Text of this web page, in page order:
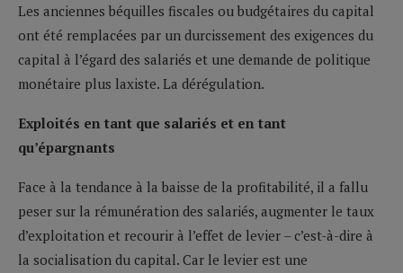
Les anciennes béquilles fiscales ou budgétaires du capital
ont été remplacées par un durcissement des exigences du
capital à l’égard des salariés et une demande de politique
monétaire plus laxiste. La dérégulation.
Exploités en tant que salariés et en tant
qu’épargnants
Face à la tendance à la baisse de la profitabilité, il a fallu
peser sur la rémunération des salariés, augmenter le taux
d’exploitation et recourir à l’effet de levier – c’est-à-dire à
la socialisation du capital. Car le levier est une